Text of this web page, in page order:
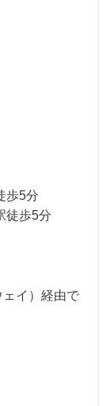
歩5分
徒歩5分
イ）経由で